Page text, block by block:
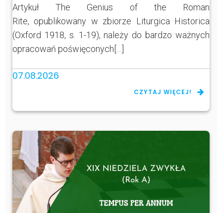
Artykuł The Genius of the Roman
Rite, opublikowany w zbiorze Liturgica Historica
(Oxford 1918, s. 1-19), należy do bardzo ważnych
opracowań poświęconych[…]
07.08.2026
CZYTAJ WIĘCEJ!